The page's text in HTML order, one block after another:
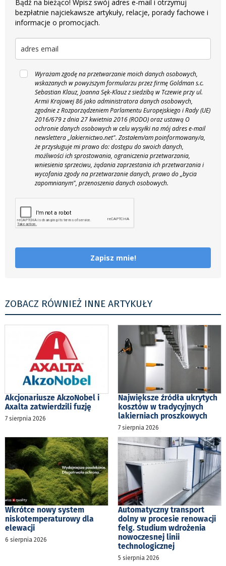
Bądź na bieżąco! Wpisz swój adres e-mail i otrzymuj
bezpłatnie najciekawsze artykuły, relacje, porady fachowe i
informacje o promocjach.
Wyrażam zgodę na przetwarzanie moich danych osobowych,
wskazanych w powyższym formularzu przez firmę Goldman s.c.
Sebastian Klauz, Joanna Sęk-Klauz z siedzibą w Tczewie przy ul.
Armii Krajowej 86 jako administratora danych osobowych,
zgodnie z Rozporządzeniem Parlamentu Europejskiego i Rady (UE)
2016/679 z dnia 27 kwietnia 2016 (RODO) oraz ustawą O
ochronie danych osobowych w celu wysyłki na mój adres e-mail
newslettera „lakiernictwo.net". Zostałem/am poinformowany/a,
że przysługuje mi prawo do: dostępu do swoich danych,
możliwości ich sprostowania, ograniczenia przetwarzania,
wniesienia sprzeciwu, żądania zaprzestania ich przetwarzania i
wycofania zgody na przetwarzanie danych, prawo do „bycia
zapomnianym", przenoszenia danych osobowych.
Zapisz mnie!
ZOBACZ RÓWNIEŻ INNE ARTYKUŁY
Akcjonariusze AkzoNobel i
Axalta zatwierdzili fuzję
7 sierpnia 2026
Największe źródła ukrytych
kosztów w tradycyjnych
lakierniach proszkowych
7 sierpnia 2026
Wkrótce nowy system
niskotemperaturowy dla
elewacji
6 sierpnia 2026
Automatyczny transport
dolny w procesie renowacji
felg. Studium wdrożenia
nowoczesnej linii
technologicznej
5 sierpnia 2026